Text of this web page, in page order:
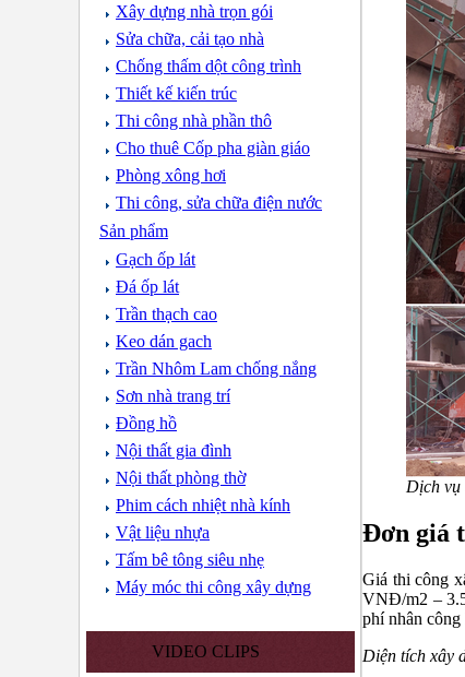
Xây dựng nhà trọn gói
Sửa chữa, cải tạo nhà
Chống thấm dột công trình
Thiết kế kiến trúc
Thi công nhà phần thô
Cho thuê Cốp pha giàn giáo
Phòng xông hơi
Thi công, sửa chữa điện nước
Sản phẩm
Gạch ốp lát
Đá ốp lát
Trần thạch cao
Keo dán gach
Trần Nhôm Lam chống nắng
Sơn nhà trang trí
Đồng hồ
Nội thất gia đình
Nội thất phòng thờ
Phim cách nhiệt nhà kính
Vật liệu nhựa
Tấm bê tông siêu nhẹ
Máy móc thi công xây dựng
VIDEO CLIPS
Dịch vụ
Đơn giá
Giá thi công
VNĐ/m2 –
phí nhân công
Diện tích xây